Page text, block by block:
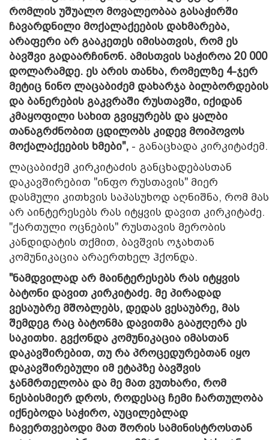
რომლის უშუალო მოვალეობაა გასაჭირში
ჩავარდნილი მოქალაქეების დახმარება,
არაფერი არ გააკეთეს იმისათვის, რომ ეს
ბავშვი გადაარჩინონ. ამისთვის საჭიროა 20 000
დოლარამდე. ეს არის თანხა, რომელზე 4-ჯერ
მეტიც ნინო ლაცაბიძემ დახარჯა ბილბორდების
და ბანერების გაკვრაში რუსთავში, იქიდან
კმაყოფილი სახით გვიყურებს და ყალბი
თანაგრძნობით ცდილობს კიდევ მოიპოვოს
მოქალაქეების ხმები", - განაცხადა კირკიტაძემ.
ლაცაბიძემ კირკიტაძის განცხადებასთან
დაკავშირებით "ინფო რუსთავის" მიერ
დასმული კითხვის საპასუხოდ აღნიშნა, რომ მას
არ აინტერესებს რას იტყვის დავით კირკიტაძე.
"ქართული ოცნების" რუსთავის მერობის
კანდიდატის თქმით, ბავშვის ოჯახთან
კომუნიკაცია არაერთხელ ჰქონდა.
"ნამდვილად არ მაინტერესებს რას იტყვის
ბატონი დავით კირკიტაძე. მე პირადად
ვესაუბრე მშობლებს, დედას ვესაუბრე, მას
შემდეგ რაც ბატონმა დავითმა გააჟღერა ეს
საკითხი. გვქონდა კომუნიკაცია იმასთან
დაკავშირებით, თუ რა პროცედურებთან იყო
დაკავშირებული იმ ეტაპზე ბავშვის
ჯანმრთელობა და მე მათ ვუთხარი, რომ
ნესბისმიერ დროს, როდესაც ჩემი ჩართულობა
იქნებოდა საჭირო, აუცილებლად
ჩავერთვებოდი მათ შორის სამინისტროსთან